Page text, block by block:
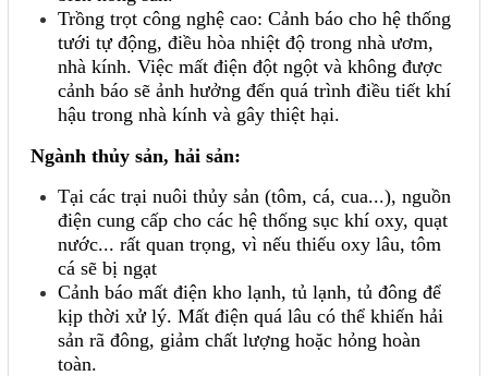
Trồng trọt công nghệ cao: Cảnh báo cho hệ thống
tưới tự động, điều hòa nhiệt độ trong nhà ươm,
nhà kính. Việc mất điện đột ngột và không được
cảnh báo sẽ ảnh hưởng đến quá trình điều tiết khí
hậu trong nhà kính và gây thiệt hại.
Ngành thủy sản, hải sản:
Tại các trại nuôi thủy sản (tôm, cá, cua...), nguồn
điện cung cấp cho các hệ thống sục khí oxy, quạt
nước... rất quan trọng, vì nếu thiếu oxy lâu, tôm
cá sẽ bị ngạt
Cảnh báo mất điện kho lạnh, tủ lạnh, tủ đông để
kịp thời xử lý. Mất điện quá lâu có thể khiến hải
sản rã đông, giảm chất lượng hoặc hỏng hoàn
toàn.